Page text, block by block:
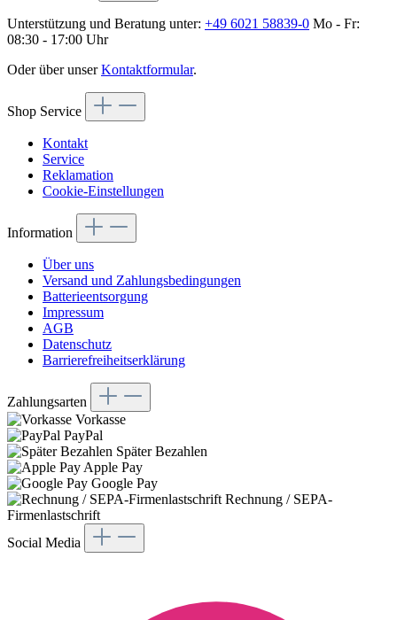
Unterstützung und Beratung unter: +49 6021 58839-0 Mo - Fr:
08:30 - 17:00 Uhr
Oder über unserKontaktformular.
Shop Service
Kontakt
Service
Reklamation
Cookie-Einstellungen
Information
Über uns
Versand und Zahlungsbedingungen
Batterieentsorgung
Impressum
AGB
Datenschutz
Barrierefreiheitserklärung
Zahlungsarten
Vorkasse
PayPal
Später Bezahlen
Apple Pay
Google Pay
Rechnung / SEPA-
Firmenlastschrift
Social Media